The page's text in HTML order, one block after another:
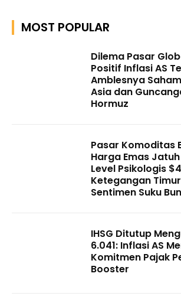
MOST POPULAR
Dilema Pasar
Positif Inflasi AS
Amblesnya
Asia dan
Hormuz
Pasar Komoditas
Harga Emas
Level Psikologis
Ketegangan
Sentimen Suku
IHSG Ditutup
6.041: Inflasi AS
Komitmen Pajak
Booster